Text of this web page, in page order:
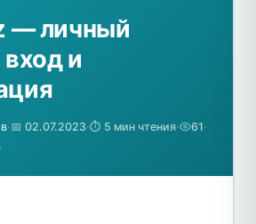
— личный
вход и
·📅 02.07.2023·⏱️ 5 мин чтения· 61·